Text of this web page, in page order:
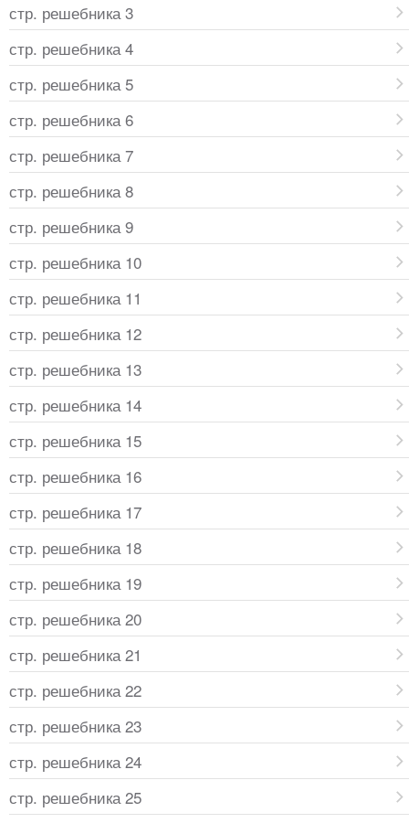
стр. решебника 3
стр. решебника 4
стр. решебника 5
стр. решебника 6
стр. решебника 7
стр. решебника 8
стр. решебника 9
стр. решебника 10
стр. решебника 11
стр. решебника 12
стр. решебника 13
стр. решебника 14
стр. решебника 15
стр. решебника 16
стр. решебника 17
стр. решебника 18
стр. решебника 19
стр. решебника 20
стр. решебника 21
стр. решебника 22
стр. решебника 23
стр. решебника 24
стр. решебника 25